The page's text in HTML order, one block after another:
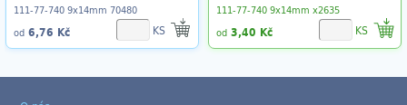
111-77-740 9x14mm 70480
od 6,76 Kč KS
111-77-740 9x14mm x2635
od 3,40 Kč KS